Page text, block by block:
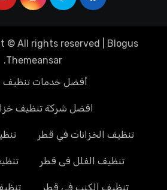
© All rights reserved Blogus
Themeansar
.
أفضل خدمات تنظيف
افضل شركة تنظيف
تنظيف الخزانات في قطر
تنظيف الفلل فى قطر
تنظيف الكنب فى قطر